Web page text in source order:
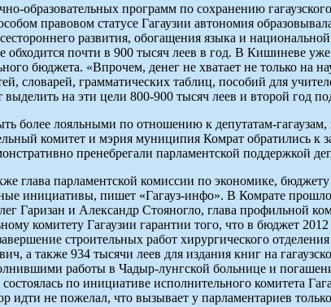
образовательных программ по сохранению
правовом статусе Гагаузии автономия
развития, обогащения языка и
почти в 900 тысяч леев в год. В Кишиневе
бюджета. «Впрочем, денег не хватает не только на
словарей, грамматических таблиц, пособий для
на эти цели 800-900 тысяч леев и второй год
более лояльными по отношению к депутатам-
комитет и мэрия муниципия Комрат обратились к
пренебрегали парламентской поддержкой
глава парламентской комиссии по экономике,
инициативы, пишет «Гагауз-инфо». В Комрате
Гаризан и Александр Стояногло, глава профильной
комитету Гагаузии гарантии того, что в бюджет
строительных работ хирургического
а также 934 тысячи леев для издания книг на
работы в Чадыр-лунгской больнице и
по инициативе исполнительного комитета
не пожелал, что вызывает у парламентариев